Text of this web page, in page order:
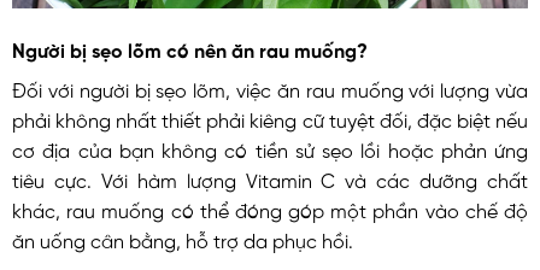
Người bị sẹo lõm có nên ăn rau muống?
Đối với người bị sẹo lõm, việc ăn rau muống với lượng vừa
phải không nhất thiết phải kiêng cữ tuyệt đối, đặc biệt nếu
cơ địa của bạn không có tiền sử sẹo lồi hoặc phản ứng
tiêu cực. Với hàm lượng Vitamin C và các dưỡng chất
khác, rau muống có thể đóng góp một phần vào chế độ
ăn uống cân bằng, hỗ trợ da phục hồi.